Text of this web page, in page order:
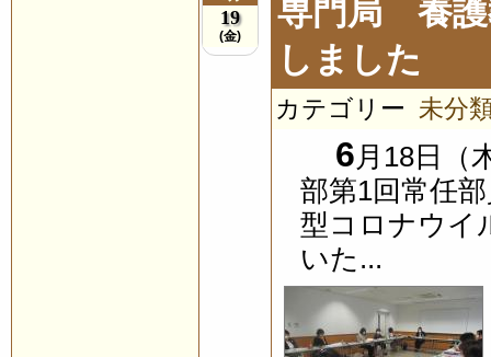
19
(金)
専門局 養護
しました
カテゴリー 未分
6 月18日（
部第1回常任
型コロナウイ
いた...